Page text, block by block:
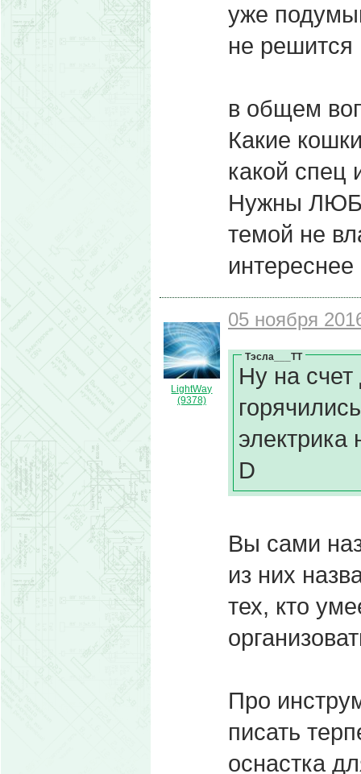
уже
не решится
в общем
Какие
какой спец
Нужны
темой не
LightWay
(9378)
05 ноября
Тэсла___ТТ
Ну на счет
электрика
D
Вы сами
из них
тех, кто
Про
писать
оснастка